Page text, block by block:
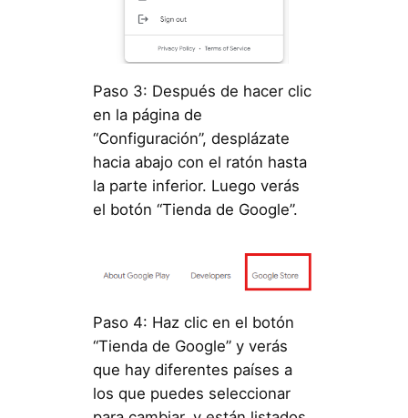
Paso 3: Después de hacer clic
en la página de
“Configuración”, desplázate
hacia abajo con el ratón hasta
la parte inferior. Luego verás
el botón “Tienda de Google”.
Paso 4: Haz clic en el botón
“Tienda de Google” y verás
que hay diferentes países a
los que puedes seleccionar